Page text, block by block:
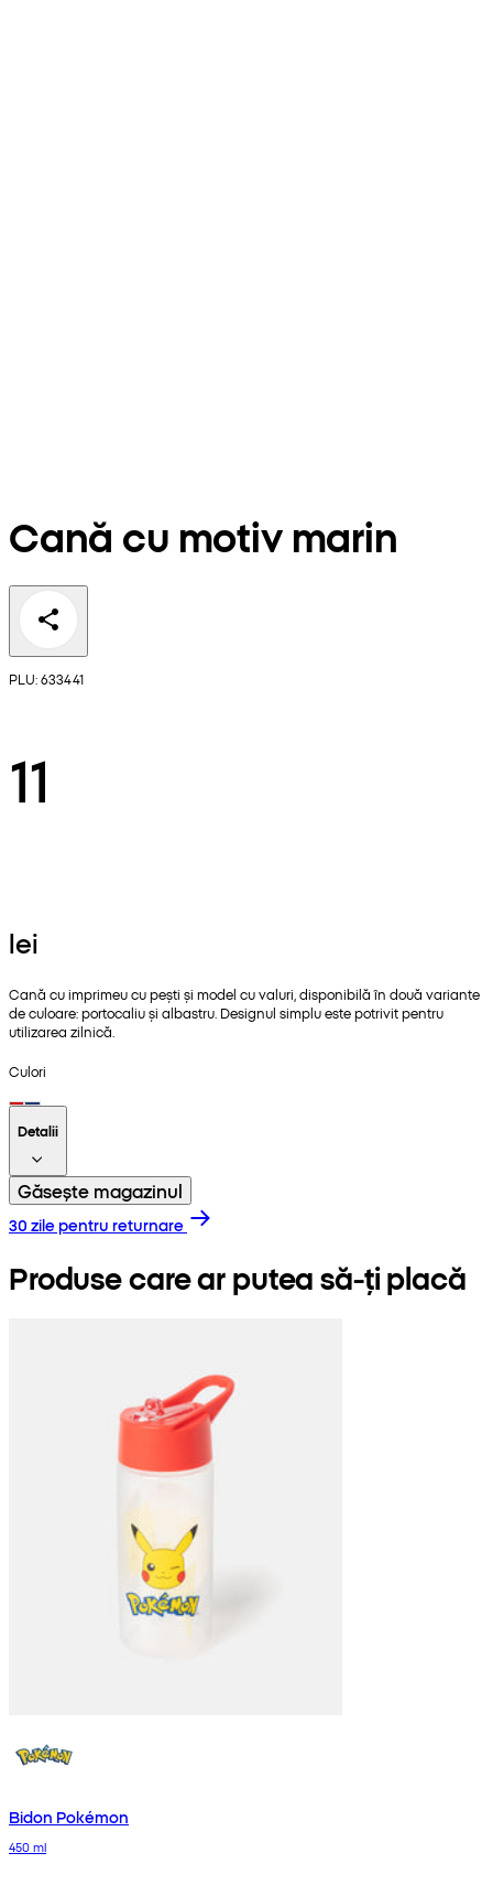
Cană cu motiv marin
PLU: 633441
11
lei
Cană cu imprimeu cu pești și model cu valuri, disponibilă în două variante
de culoare: portocaliu și albastru. Designul simplu este potrivit pentru
utilizarea zilnică.
Culori
Detalii
Găsește magazinul
30 zile pentru returnare
Produse care ar putea să-ți placă
Bidon Pokémon
450 ml